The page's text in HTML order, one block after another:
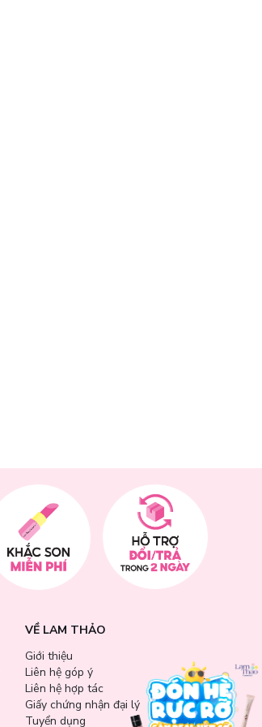
VỀ LAM THẢO
Giới thiệu
Liên hệ góp ý
Liên hệ hợp tác
Giấy chứng nhận đại lý
Tuyển dụng